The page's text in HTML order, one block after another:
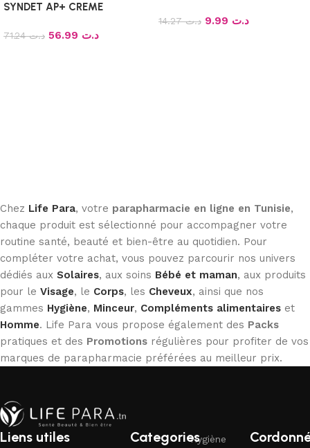
SYNDET AP+ CREME
د.ت71.24 د.ت
د.ت14.27 د.ت
Chez Life Para, votre parapharmacie en ligne en Tunisie,
chaque produit est sélectionné pour accompagner votre
routine santé, beauté et bien-être au quotidien. Pour
compléter votre achat, vous pouvez parcourir nos univers
dédiés aux Solaires, aux soins Bébé et maman, aux produits
pour le Visage, le Corps, les Cheveux, ainsi que nos
gammes Hygiène, Minceur, Compléments alimentaires et
Homme. Life Para vous propose également des Packs
pratiques et des Promotions régulières pour profiter de vos
marques de parapharmacie préférées au meilleur prix.
Liens utiles CategoriesHygiène